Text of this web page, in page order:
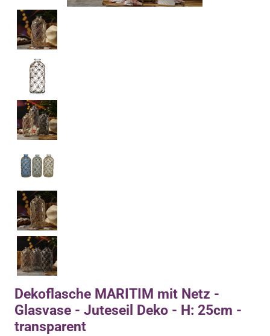
Dekoflasche MARITIM mit Netz -
Glasvase - Juteseil Deko - H: 25cm -
transparent